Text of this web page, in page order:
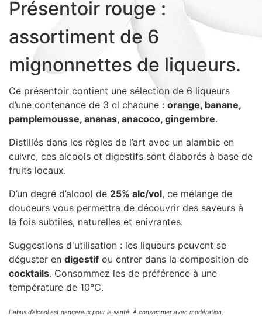
Calendriers et agenda (6)
Danse tahitienne (29)
Décoration (22)
Sacs, Bijoux et Accessoires (33)
Loisirs (19)
Nos Box (12)
Nouveautés
Informations
Nous contacter
Présentoir rouge :
assortiment de 6
mignonnettes de liqueurs.
Ce présentoir contient une sélection de 6 liqueurs
d’une contenance de 3 cl chacune : orange, banane,
pamplemousse, ananas, anacoco, gingembre.
Distillés dans les règles de l’art avec un alambic en
cuivre, ces alcools et digestifs sont élaborés à base de
fruits locaux.
D’un degré d’alcool de 25% alc/vol, ce mélange de
douceurs vous permettra de découvrir des saveurs à
la fois subtiles, naturelles et enivrantes.
Suggestions d'utilisation : les liqueurs peuvent se
déguster en digestif ou entrer dans la composition de
cocktails. Consommez les de préférence à une
température de 10°C.
L’abus d’alcool est dangereux pour la santé. À consommer avec modération.